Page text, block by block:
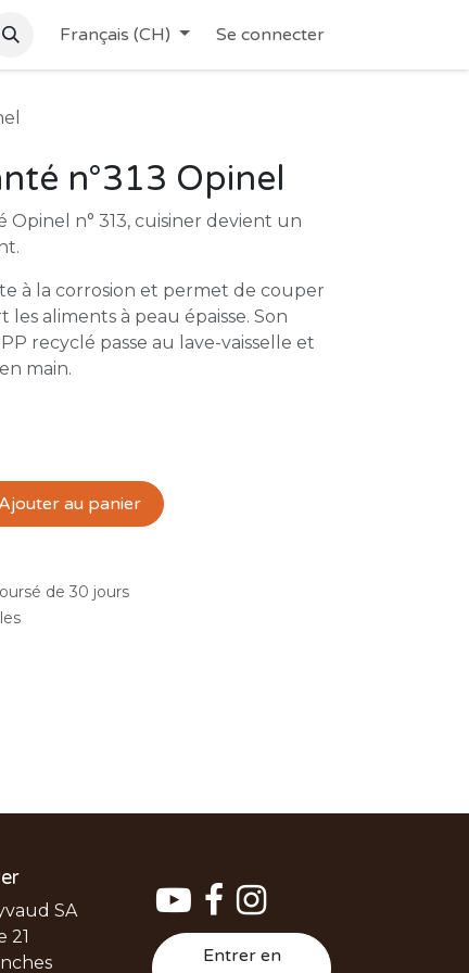
Français (CH) Se connecter
n°313 Opinel
n° 313, cuisiner devient un
à la corrosion et permet de couper
aliments à peau épaisse. Son
recyclé passe au lave-vaisselle et
main.
Ajouter au panier
de 30 jours
Entrer en
SA
21